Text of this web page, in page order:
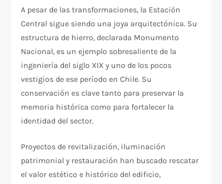
A pesar de las transformaciones, la Estación
Central sigue siendo una joya arquitectónica. Su
estructura de hierro, declarada Monumento
Nacional, es un ejemplo sobresaliente de la
ingeniería del siglo XIX y uno de los pocos
vestigios de ese período en Chile. Su
conservación es clave tanto para preservar la
memoria histórica como para fortalecer la
identidad del sector.
Proyectos de revitalización, iluminación
patrimonial y restauración han buscado rescatar
el valor estético e histórico del edificio,